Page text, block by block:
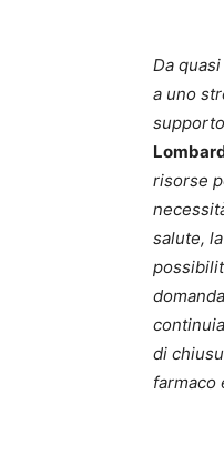
Da
a uno
risorse
salute,
di
farmaco